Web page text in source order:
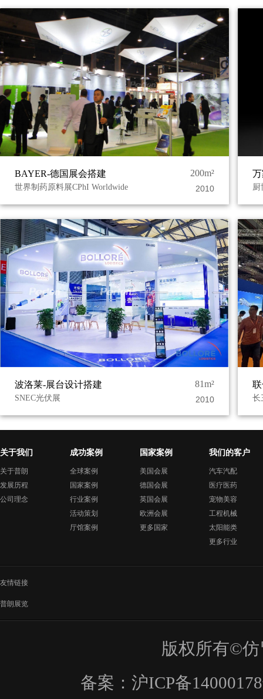
BAYER-德国展会搭建 200m²
世界制药原料展CPhI Worldwide 2010 厨
波洛莱-展台设计搭建 81m²
SNEC光伏展 2010 长
关于我们
关于普朗
发展历程
公司理念
成功案例
全球案例
国家案例
行业案例
活动策划
厅馆案例
国家案例
美国会展
德国会展
英国会展
欧洲会展
更多国家
我们的客户
汽车汽配
医疗医药
宠物美容
工程机械
太阳能类
更多行业
友情链接
普朗展览
版权所有©
备案： 沪ICP备